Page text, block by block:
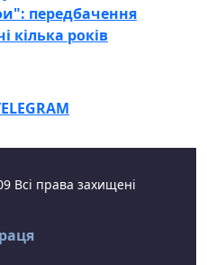
передбачення
кілька років
Всі права захищені